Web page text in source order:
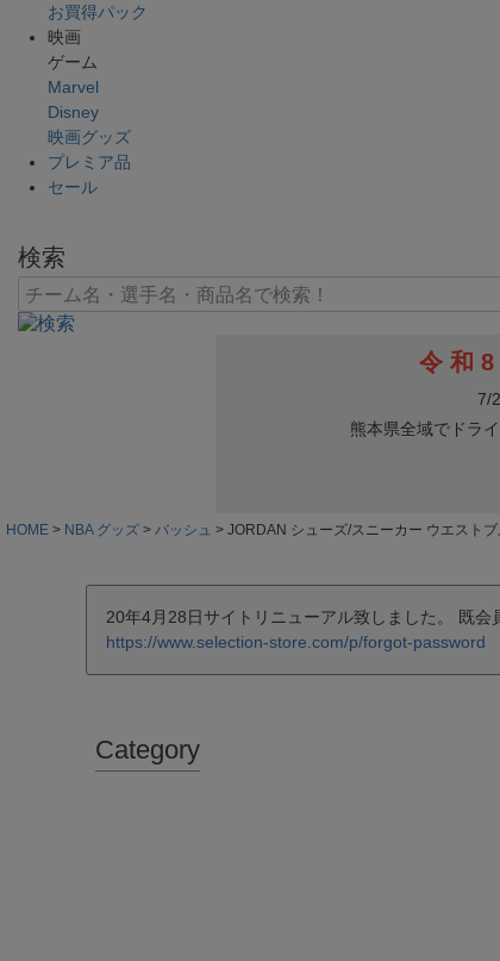
お買得パック
映画
ゲーム
Marvel
Disney
映画グッズ
プレミア品
セール
検索
HOME NBA グッズ バッシュ JORDAN シューズ/スニーカー ウエスト
20年4月28日サイトリニューアル致しました。 既
https://www.selection-store.com/p/forgot-password
Category